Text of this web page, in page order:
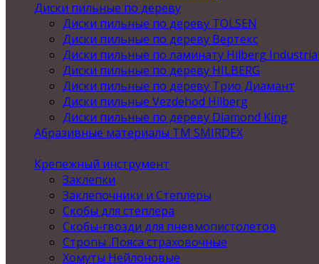
Диски пильные по дереву
Диски пильные по дереву TOLSEN
Диски пильные по дереву Вертекс
Диски пильные по ламинату Hilberg
Диски пильные по дереву HILBERG
Диски пильные по дереву Трио Диамант
Диски пильные Vezdehod Hilberg
Диски пильные по дереву Diamond King
Абразивные материалы ТМ SMIRDEX
Крепежный инструмент
Заклепки
Заклепочники и Степлеры
Скобы для степлера
Скобы-гвозди для пневмопистолетов
Стропы .Пояса страховочные
Хомуты Нейлоновые